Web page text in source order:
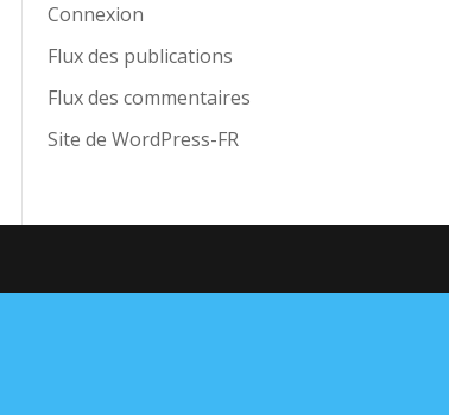
Connexion
Flux des publications
Flux des commentaires
Site de WordPress-FR